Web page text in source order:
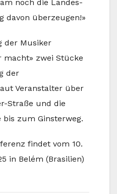
noch die Landes-
davon überzeugen!»
der Musiker
macht» zwei Stücke
der
Veranstalter über
Straße und die
bis zum Ginsterweg.
findet vom 10.
in Belém (Brasilien)